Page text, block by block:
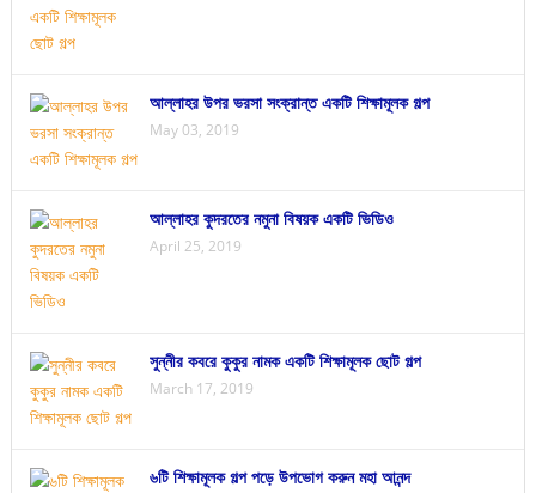
আল্লাহর উপর ভরসা সংক্রান্ত একটি শিক্ষামূলক গল্প
May 03, 2019
আল্লাহর কুদরতের নমুনা বিষয়ক একটি ভিডিও
April 25, 2019
সুন্নীর কবরে কুকুর নামক একটি শিক্ষামূলক ছোট গল্প
March 17, 2019
৬টি শিক্ষামূলক গল্প পড়ে উপভোগ করুন মহা আনন্দ